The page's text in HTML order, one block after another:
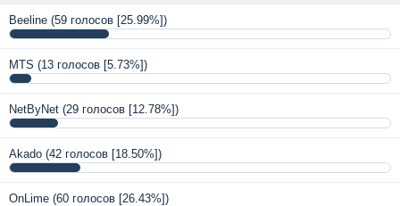
Beeline (59 голосов [25.99%])
MTS (13 голосов [5.73%])
NetByNet (29 голосов [12.78%])
Akado (42 голосов [18.50%])
OnLime (60 голосов [26.43%])